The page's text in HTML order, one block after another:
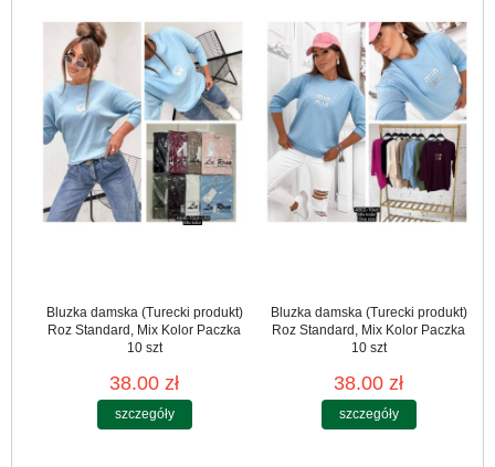
Bluzka damska (Turecki produkt)
Roz Standard, Mix Kolor Paczka
10 szt
38.00 zł
szczegóły
Bluzka damska (Turecki produkt)
Roz Standard, Mix Kolor Paczka
10 szt
38.00 zł
szczegóły